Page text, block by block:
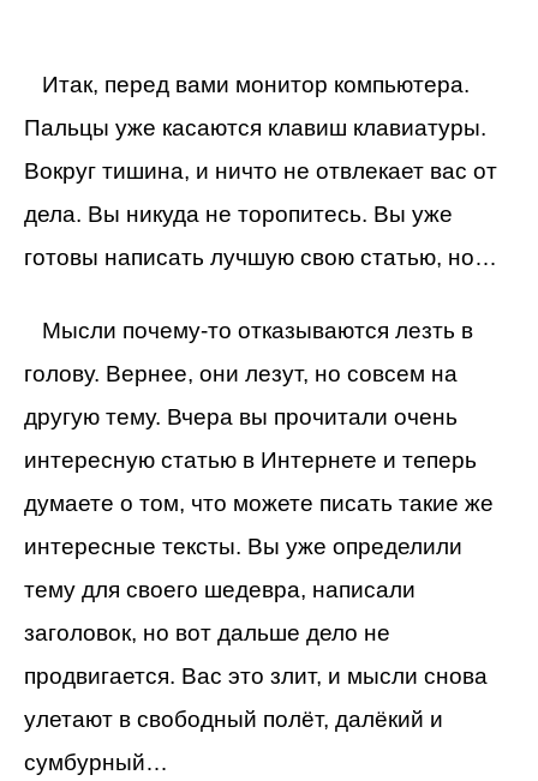
Итак, перед вами монитор компьютера.
Пальцы уже касаются клавиш клавиатуры.
Вокруг тишина, и ничто не отвлекает вас от
дела. Вы никуда не торопитесь. Вы уже
готовы написать лучшую свою статью, но…
Мысли почему-то отказываются лезть в
голову. Вернее, они лезут, но совсем на
другую тему. Вчера вы прочитали очень
интересную статью в Интернете и теперь
думаете о том, что можете писать такие же
интересные тексты. Вы уже определили
тему для своего шедевра, написали
заголовок, но вот дальше дело не
продвигается. Вас это злит, и мысли снова
улетают в свободный полёт, далёкий и
сумбурный…